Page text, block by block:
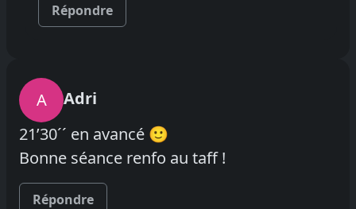
Répondre
A
Adri
21’30´´ en avancé 🙂
Bonne séance renfo au taff !
Répondre